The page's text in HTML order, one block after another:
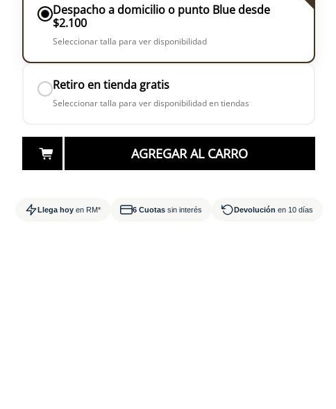
Retiro en 3 horas
Despacho a domicilio o punto Blue desde
$2.100
Seleccionar talla para ver disponibilidad
Retiro en tienda gratis
Seleccionar talla para ver disponibilidad en tiendas
AGREGAR AL CARRO
Llega hoyen RM* 6 Cuotassin interés Devolución en 10 días